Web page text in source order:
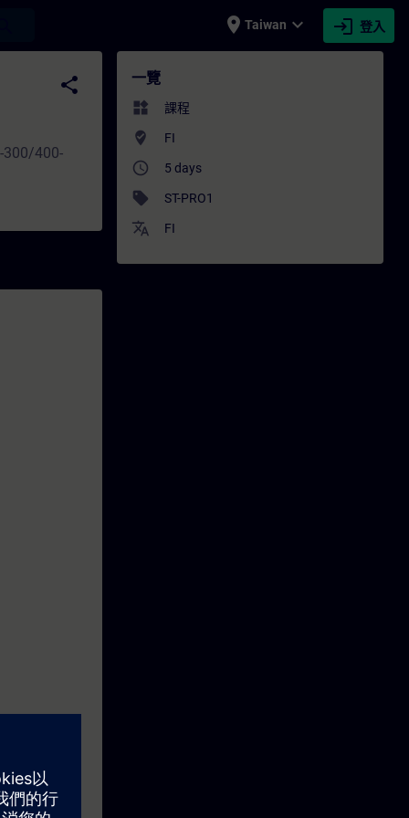
place Taiwan expand_more login 登入
share
300/400-
hintaan
一覽
widgets 課程
where_to_vote FI
access_time 5 days
sell ST-PRO1
translate FI